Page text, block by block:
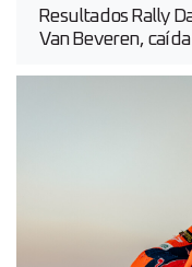
Resultados Rally
Van Beveren,